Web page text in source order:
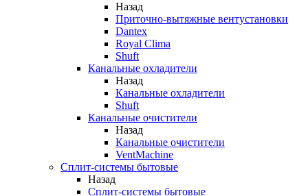
Назад
Приточно-вытяжные вентустановки
Dantex
Royal Clima
Shuft
Канальные охладители
Назад
Канальные охладители
Shuft
Канальные очистители
Назад
Канальные очистители
VentMachine
Сплит-системы бытовые
Назад
Сплит-системы бытовые